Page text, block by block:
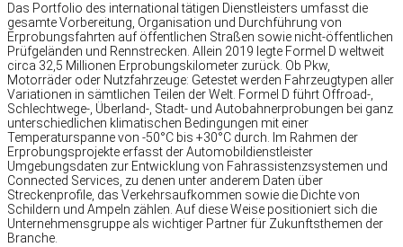
Das Portfolio des international tätigen Dienstleisters umfasst die
gesamte Vorbereitung, Organisation und Durchführung von
Erprobungsfahrten auf öffentlichen Straßen sowie nicht-öffentlichen
Prüfgeländen und Rennstrecken. Allein 2019 legte Formel D weltweit
circa 32,5 Millionen Erprobungskilometer zurück. Ob Pkw,
Motorräder oder Nutzfahrzeuge: Getestet werden Fahrzeugtypen aller
Variationen in sämtlichen Teilen der Welt. Formel D führt Offroad-,
Schlechtwege-, Überland-, Stadt- und Autobahnerprobungen bei ganz
unterschiedlichen klimatischen Bedingungen mit einer
Temperaturspanne von -50°C bis +30°C durch. Im Rahmen der
Erprobungsprojekte erfasst der Automobildienstleister
Umgebungsdaten zur Entwicklung von Fahrassistenzsystemen und
Connected Services, zu denen unter anderem Daten über
Streckenprofile, das Verkehrsaufkommen sowie die Dichte von
Schildern und Ampeln zählen. Auf diese Weise positioniert sich die
Unternehmensgruppe als wichtiger Partner für Zukunftsthemen der
Branche.